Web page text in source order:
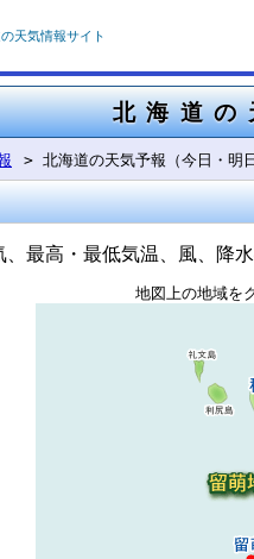
天気情報サイト
北海道
> 北海道の天気予報（今日・明日
最高・最低気温、風、降水
地図上の地域を